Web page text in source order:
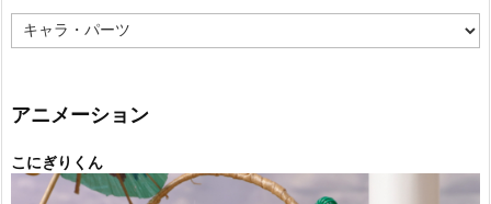
ー
アニメーション
こにぎりくん